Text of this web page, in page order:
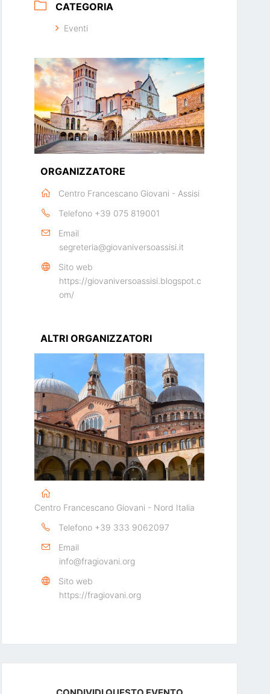
CATEGORIA
Eventi
ORGANIZZATORE
Centro Francescano Giovani - Assisi
Telefono +39 075 819001
Email
segreteria@giovaniversoassisi.it
Sito web
https://giovaniversoassisi.blogspot.c
om/
ALTRI ORGANIZZATORI
Centro Francescano Giovani - Nord Italia
Telefono +39 333 9062097
Email
info@fragiovani.org
Sito web
https://fragiovani.org